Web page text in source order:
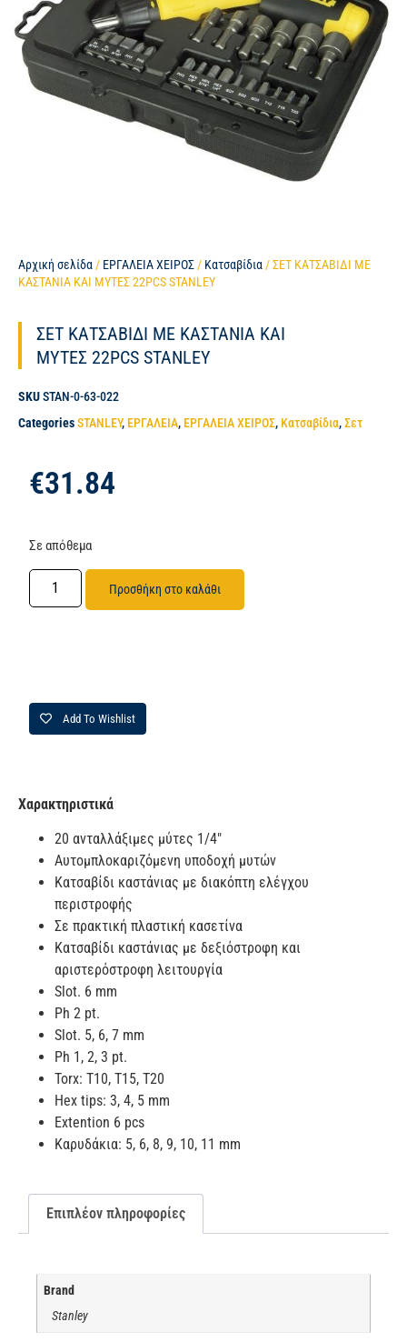
Αρχική σελίδα / ΕΡΓΑΛΕΙΑ ΧΕΙΡΟΣ / Κατσαβίδια / ΣΕΤ ΚΑΤΣΑΒΙΔΙ ΜΕ
ΚΑΣΤΑΝΙΑ ΚΑΙ ΜΥΤΕΣ 22PCS STANLEY
ΣΕΤ ΚΑΤΣΑΒΙΔΙ ΜΕ ΚΑΣΤΑΝΙΑ ΚΑΙ
ΜΥΤΕΣ 22PCS STANLEY
SKUSTAN-0-63-022
CategoriesSTANLEY, ΕΡΓΑΛΕΙΑ, ΕΡΓΑΛΕΙΑ ΧΕΙΡΟΣ, Κατσαβίδια,Σετ
€31.84
Σε απόθεμα
Προσθήκη στο καλάθι
Add To Wishlist
Χαρακτηριστικά
20 ανταλλάξιμες μύτες 1/4″
Αυτομπλοκαριζόμενη υποδοχή μυτών
Κατσαβίδι καστάνιας με διακόπτη ελέγχου
περιστροφής
Σε πρακτική πλαστική κασετίνα
Κατσαβίδι καστάνιας με δεξιόστροφη και
αριστερόστροφη λειτουργία
Slot. 6 mm
Ph 2 pt.
Slot. 5, 6, 7 mm
Ph 1, 2, 3 pt.
Torx: T10, T15, T20
Hex tips: 3, 4, 5 mm
Εxtention 6 pcs
Καρυδάκια: 5, 6, 8, 9, 10, 11 mm
Επιπλέον πληροφορίες
Brand
Stanley